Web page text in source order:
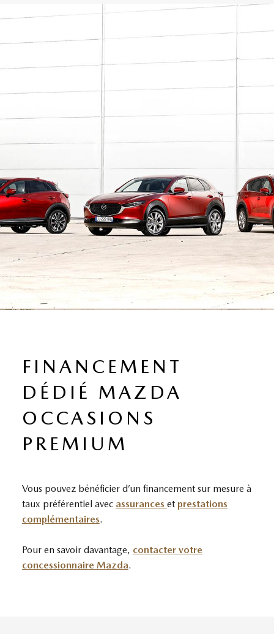
FINANCEMENT
DÉDIÉ MAZDA
OCCASIONS
PREMIUM
Vous pouvez bénéficier d’un financement sur mesure à
taux préférentiel avec assurances et prestations
complémentaires.
Pour en savoir davantage, contacter votre
concessionnaire Mazda.